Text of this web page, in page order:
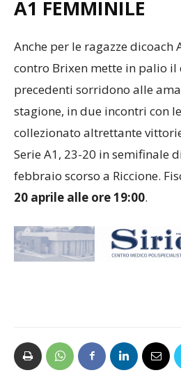
A1 FEMMINILE
Anche per le ragazze dicoach
contro Brixen mette in palio il
precedenti sorridono alle
stagione, in due incontri con
collezionato altrettante
Serie A1, 23-20 in semifinale
febbraio scorso a Riccione.
20 aprile alle ore 19:00.